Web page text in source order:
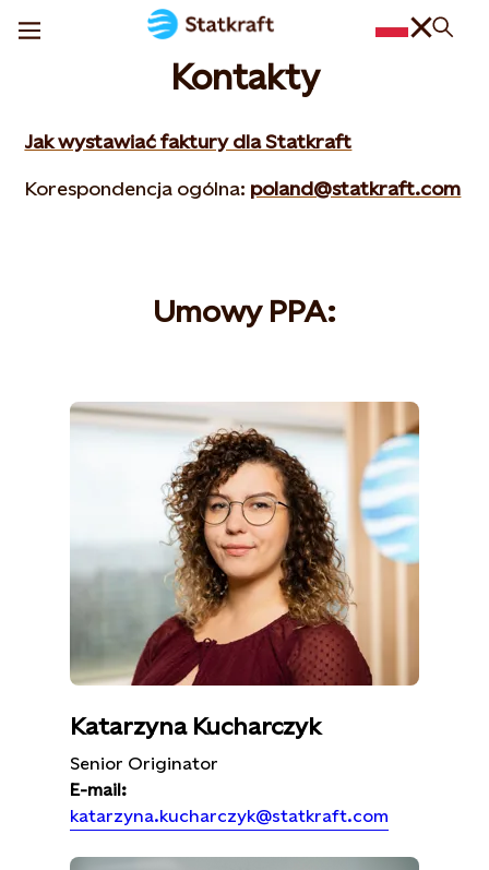
Kontakty
Jak wystawiać faktury dla Statkraft
Korespondencja ogólna: poland@statkraft.com
Umowy PPA:
Katarzyna Kucharczyk
Senior Originator
E-mail:
katarzyna.kucharczyk@statkraft.com